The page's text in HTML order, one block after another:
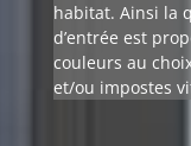
habitat. Ainsi la
d’entrée est
couleurs au
et/ou impostes